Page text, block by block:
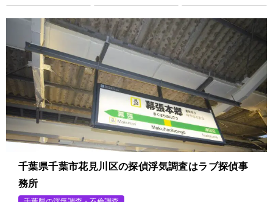
千葉県千葉市花見川区の探偵浮気調査はラブ探偵事
務所